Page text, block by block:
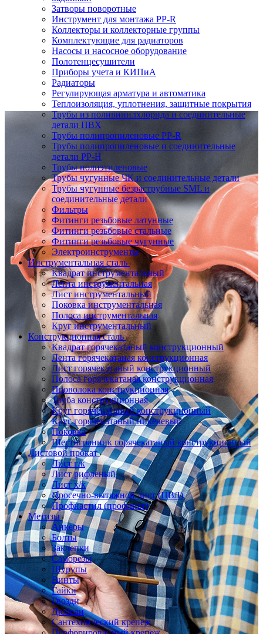
Затворы поворотные
Инструмент для монтажа PP-R
Коллекторы и коллекторные группы
Комплектующие для радиаторов
Насосы и насосное оборудование
Полотенцесушители
Приборы учета и КИПиА
Радиаторы
Регулирующая арматура и автоматика
Теплоизоляция, уплотнения, защитные покрытия
Трубы из поливинилхлорида и соединительные
детали ПВХ
Трубы полипропиленовые PP-R
Трубы полипропиленовые и соединительные
детали PP-H
Трубы полиэтиленовые
Трубы чугунные ЧК и соединительные детали
Трубы чугунные безраструбные SML и
соединительные детали
Фильтры
Фитинги резьбовые латунные
Фитинги резьбовые стальные
Фитинги резьбовые чугунные
Электроинструменты
Инструментальная сталь
Квадрат инструментальный
Лента инструментальная
Лист инструментальный
Поковка инструментальная
Полоса инструментальная
Круг инструментальный
Конструкционная сталь
Квадрат горячекатаный конструкционный
Лента горячекатаная конструкционная
Лист горячекатаный конструкционный
Полоса горячекатаная конструкционная
Проволока конструкционная
Труба конструкционная
Круг горячекатаный конструкционный
Круг горячекатаный никелевый
Поковка
Шестигранник горячекатаный конструкционный
Листовой прокат
Лист г/к
Лист рифленый
Лист х/к
Просечно-вытяжной лист (ПВЛ)
Профнастил (профлист)
Метизы
Анкеры
Болты
Заклепки
Саморезы
Шурупы
Винты
Гайки
Гвозди
Дюбели
Сантехнический крепеж